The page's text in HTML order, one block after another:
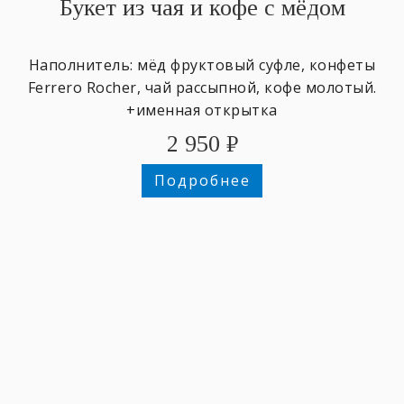
Букет из чая и кофе с мёдом
Наполнитель: мёд фруктовый суфле, конфеты
Ferrero Rocher, чай рассыпной, кофе молотый.
+именная открытка
2 950 ₽
Подробнее